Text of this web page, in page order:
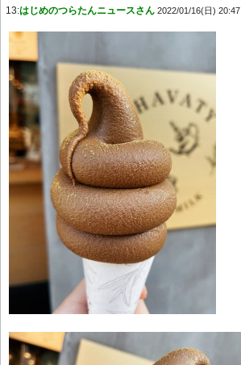
13:はじめのつらたんニュースさん 2022/01/16(日) 20:47